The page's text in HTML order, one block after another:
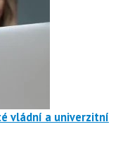
vládní a univerzitní